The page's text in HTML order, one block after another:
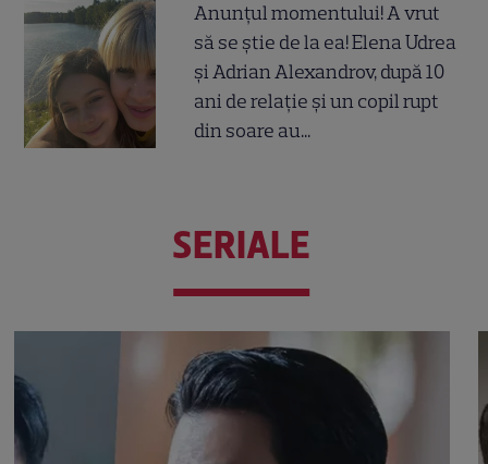
Anunțul momentului! A vrut
să se știe de la ea! Elena Udrea
și Adrian Alexandrov, după 10
ani de relație și un copil rupt
din soare au...
SERIALE